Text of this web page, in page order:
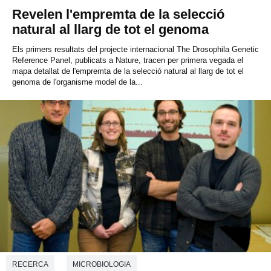
Revelen l'empremta de la selecció
natural al llarg de tot el genoma
Els primers resultats del projecte internacional The Drosophila Genetic
Reference Panel, publicats a Nature, tracen per primera vegada el
mapa detallat de l'empremta de la selecció natural al llarg de tot el
genoma de l'organisme model de la...
RECERCA MICROBIOLOGIA